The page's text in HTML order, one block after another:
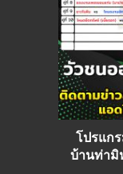
โปรแก
บ้านท่ามิ